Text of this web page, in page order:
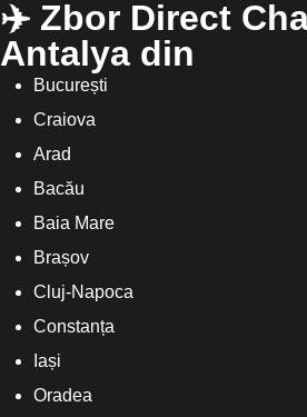
✈️ Zbor Direct
Antalya din
București
Craiova
Arad
Bacău
Baia Mare
Brașov
Cluj-Napoca
Constanța
Iași
Oradea